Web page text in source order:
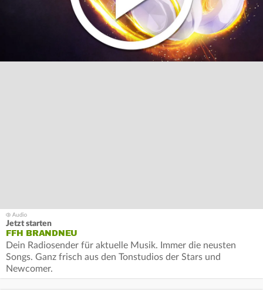
Jetzt starten
FFH BRANDNEU
Dein Radiosender für aktuelle Musik. Immer die neusten
Songs. Ganz frisch aus den Tonstudios der Stars und
Newcomer.